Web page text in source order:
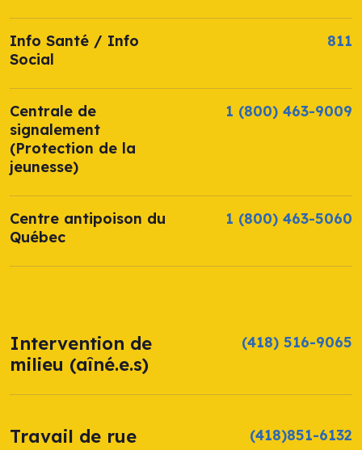
Info Santé / Info
Social
811
Centrale de
signalement
(Protection de la
jeunesse)
1 (800) 463-9009
Centre antipoison du
Québec
1 (800) 463-5060
Intervention de
milieu (aîné.e.s)
(418) 516-9065
Travail de rue
(418)851-6132